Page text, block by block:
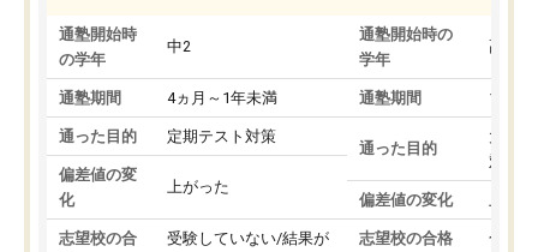
通塾開始時
の学年
中2
通塾期間 4ヵ月～1年未満
通った目的 定期テスト対策
偏差値の変
化
上がった
志望校の合
受験していない/結果が
通塾開始時の
学年
高3
通塾期間 1～3
通った目的
大学
対策
偏差値の変化
志望校の合格 合格